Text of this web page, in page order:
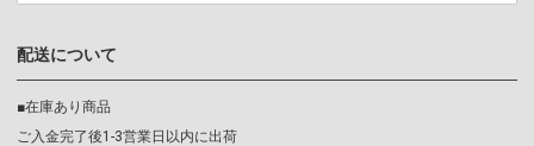
配送について
■在庫あり商品
ご入金完了後1-3営業日以内に出荷